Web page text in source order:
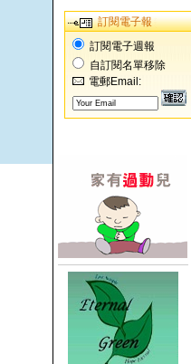
訂閱電子報
訂閱電子週報
自訂閱名單移除
電郵Email: